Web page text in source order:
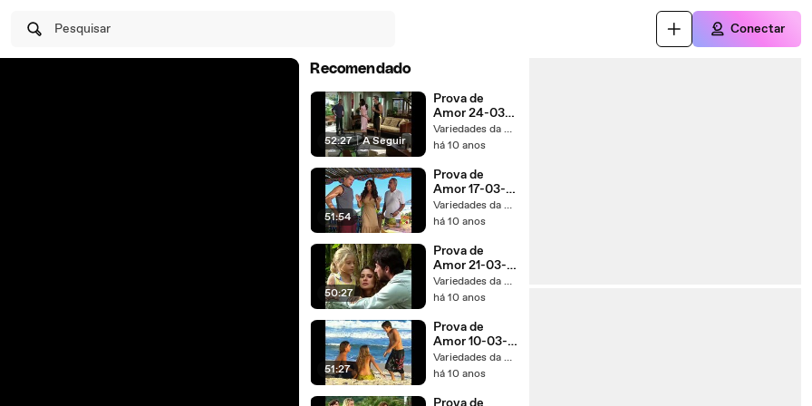
Pesquisar Conectar
Recomendado
52:27 | A Seguir
Prova de
Amor 24-03-
2016 Capítulo
170
Variedades da TV 1
há 10 anos
51:54
Prova de
Amor 17-03-
2016 Capítulo
165
Variedades da TV 1
há 10 anos
50:27
Prova de
Amor 21-03-
2016 Capítulo
167
Variedades da TV 1
há 10 anos
51:27
Prova de
Amor 10-03-
2016 Capítulo
160
Variedades da TV 1
há 10 anos